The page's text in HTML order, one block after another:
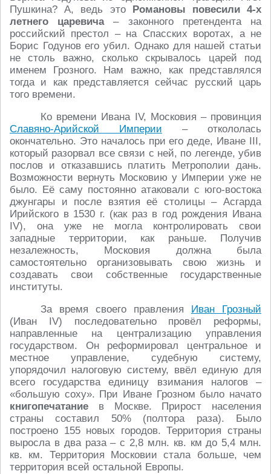
Пушкина? А, ведь это Романовы повесили 4-х
летнего царевича– законного претендента на
российский престол – на Спасских воротах, а не
Борис Годунов его убил. Однако для нашей статьи
не столь важно, сколько скрывалось царей под
именем Грозного. Нам важно, как представлялся
тогда и как представляется сейчас русский царь
того времени.
Ко времени Ивана IV, Московия – провинция
Славяно-Арийской Империи – откололась
окончательно. Это началось при его деде, Иване III,
который разорвал все связи с ней, по легенде, убив
послов и отказавшись платить Метрополии дань.
Возможности вернуть Московию у Империи уже не
было. Её саму постоянно атаковали с юго-востока
джунгары и после взятия её столицы – Асгарда
Ирийского в 1530 г. (как раз в год рождения Ивана
IV), она уже не могла контролировать свои
западные территории, как раньше. Получив
незалежность, Московия должна была
самостоятельно организовывать свою жизнь и
создавать свои собственные государственные
институты.
За время своего правления Иван Грозный
(Иван IV) последовательно провёл реформы,
направленные на централизацию управления
государством. Он реформировал центральное и
местное управление, судебную систему,
упорядочил налоговую систему, ввёл единую для
всего государства единицу взимания налогов –
«большую соху». При Иване Грозном было начато
книгопечатание в Москве. Прирост населения
страны составил 50% (полтора раза). Было
построено 155 новых городов. Территория страны
выросла в два раза – с 2,8 млн. кв. км до 5,4 млн.
кв. км. Территория Московии стала больше, чем
территория всей остальной Европы.